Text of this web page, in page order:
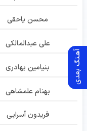
آهـنگ بعدی
محسن یاحقی
علی عبدالمالکی
بنیامین بهادری
بهنام علمشاهی
فریدون آسرایی